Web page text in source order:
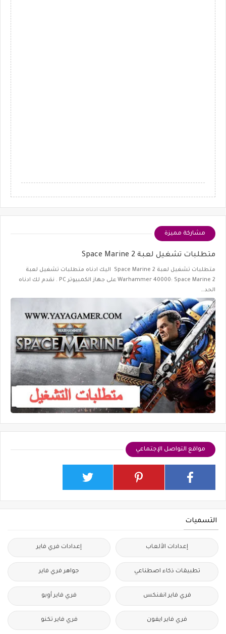
مشاركة مميزة
متطلبات تشغيل لعبة Space Marine 2
متطلبات تشغيل لعبة Space Marine 2 اليك ادناه متطلبات تشغيل لعبة
Warhammer 40000: Space Marine 2 على جهاز الكمبيوتر PC . نقدم لك ادناه
الحد…
مواقع التواصل الإجتماعي
التسميات
إعدادات الألعاب إعدادات فري فاير
تطبيقات ذكاء اصطناعي جواهر فري فاير
فري فاير انفنكس فري فاير أوبو
فري فاير ايفون فري فاير تكنو